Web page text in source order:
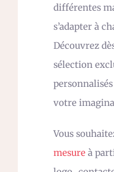
différentes
s’adapter à
Découvrez
sélection
votre
Vous
mesure à